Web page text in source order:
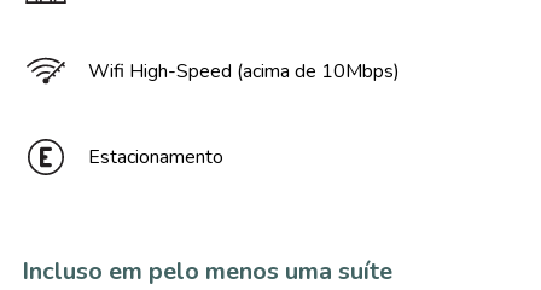
Wifi High-Speed (acima de 10Mbps)
Estacionamento
Incluso em pelo menos uma suíte